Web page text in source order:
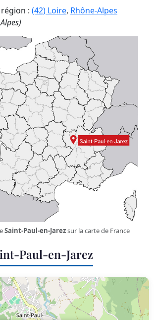
: (42) Loire, Rhône-Alpes
Saint-Paul-en-Jarezsur la carte de France
Paul-en-Jarez